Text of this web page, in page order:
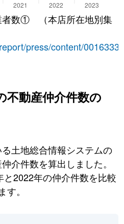
者数① （本店所在地別集
press/content/
不動産仲介件数の
土地総合情報システムの
介件数を算出しました。
2022年の仲介件数を比較
。